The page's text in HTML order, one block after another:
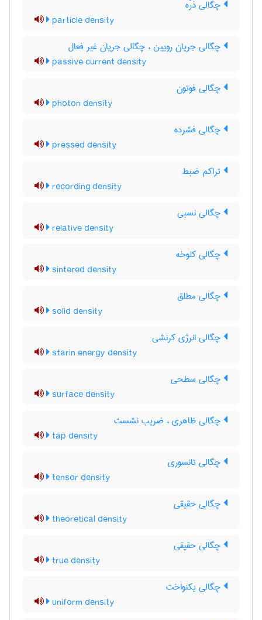
چگالی ذرّه
particle density
چگالی جریان رویین ، چگالی جریان غیر فعال
passive current density
چگالی فوتون
photon density
چگالی فشرده
pressed density
تراکم ضبط
recording density
چگالی نسبی
relative density
چگالی کلوخه
sintered density
چگالی مطلق
solid density
چگالی انرژی کرنشی
starin energy density
چگالی سطحی
surface density
چگالی ظاهری ، ضریب نشست
tap density
چگالی تانسوری
tensor density
چگالی حقیقی
theoretical density
چگالی حقیقی
true density
چگالی یکنواخت
uniform density